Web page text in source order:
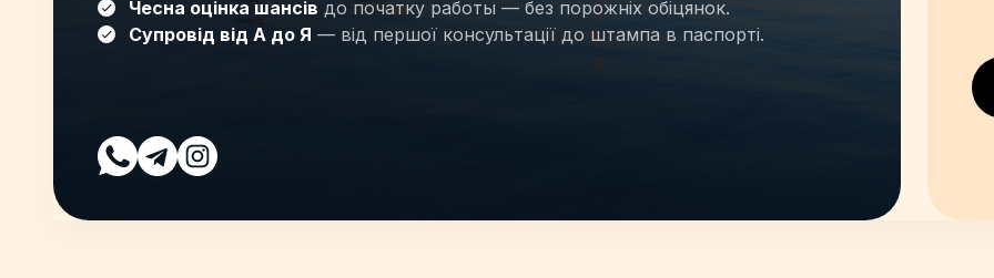
Чесна оцінка шансів до початку работы — без порожніх обіцянок.
Супровід від А до Я — від першої консультації до штампа в паспорті.